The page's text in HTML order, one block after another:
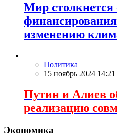
Мир
изменению
Политика
15 ноябрь 2024 14:21
Путин и Алиев
реализацию
Экономика